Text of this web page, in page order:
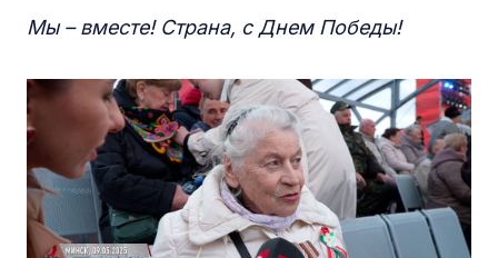
Мы – вместе! Страна, с Днем Победы!